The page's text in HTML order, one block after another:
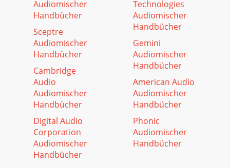
Audiomischer
Handbücher
Sceptre
Audiomischer
Handbücher
Cambridge
Audio
Audiomischer
Handbücher
Digital Audio
Corporation
Audiomischer
Handbücher
Technologies
Audiomischer
Handbücher
Gemini
Audiomischer
Handbücher
American Audio
Audiomischer
Handbücher
Phonic
Audiomischer
Handbücher